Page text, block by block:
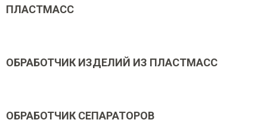
ПЛАСТМАСС
ОБРАБОТЧИК ИЗДЕЛИЙ ИЗ ПЛАСТМАСС
ОБРАБОТЧИК СЕПАРАТОРОВ